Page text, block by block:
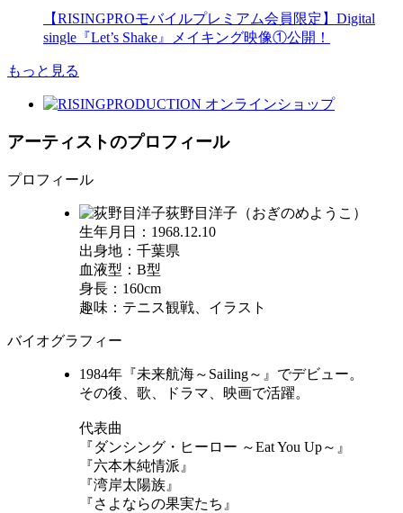
【RISINGPROモバイルプレミアム会員限定】Digital
single『Let’s Shake』メイキング映像①公開！
もっと見る
アーティストのプロフィール
プロフィール
荻野目洋子（おぎのめようこ）
生年月日：1968.12.10
出身地：千葉県
血液型：B型
身長：160cm
趣味：テニス観戦、イラスト
バイオグラフィー
1984年『未来航海～Sailing～』でデビュー。
その後、歌、ドラマ、映画で活躍。
代表曲
『ダンシング・ヒーロー ～Eat You Up～』
『六本木純情派』
『湾岸太陽族』
『さよならの果実たち』